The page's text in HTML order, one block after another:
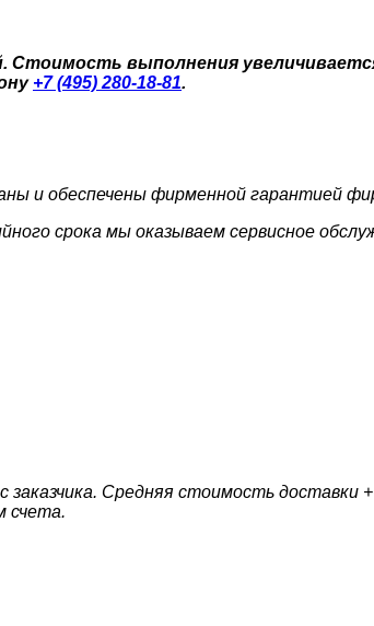
Стоимость выполнения
+7 (495) 280-18-81.
и обеспечены фирменной гарантией
срока мы оказываем сервисное
Средняя стоимость доставки
счета.